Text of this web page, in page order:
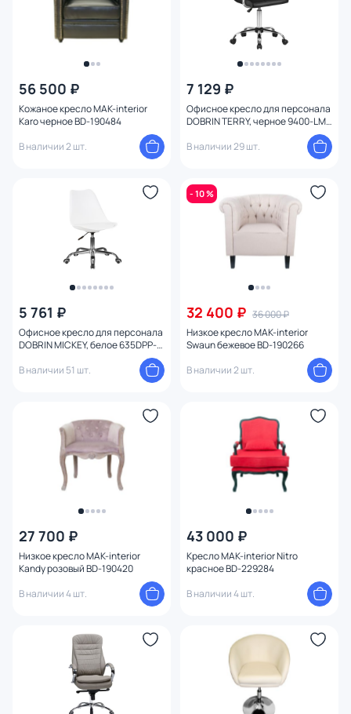
56 500 ₽
Кожаное кресло MAK-interior
Karo черное BD-190484
В наличии 2 шт.
7 129 ₽
Офисное кресло для персонала
DOBRIN TERRY, черное 9400-LM
В наличии 29 шт.
5 761 ₽
Офисное кресло для персонала
DOBRIN MICKEY, белое 635DPP-
В наличии 51 шт.
- 10 %
32 400 ₽ 36 000 ₽
Низкое кресло MAK-interior
Swaun бежевое BD-190266
В наличии 2 шт.
27 700 ₽
Низкое кресло MAK-interior
Kandy розовый BD-190420
В наличии 4 шт.
43 000 ₽
Кресло MAK-interior Nitro
красное BD-229284
В наличии 4 шт.
Механизм качания